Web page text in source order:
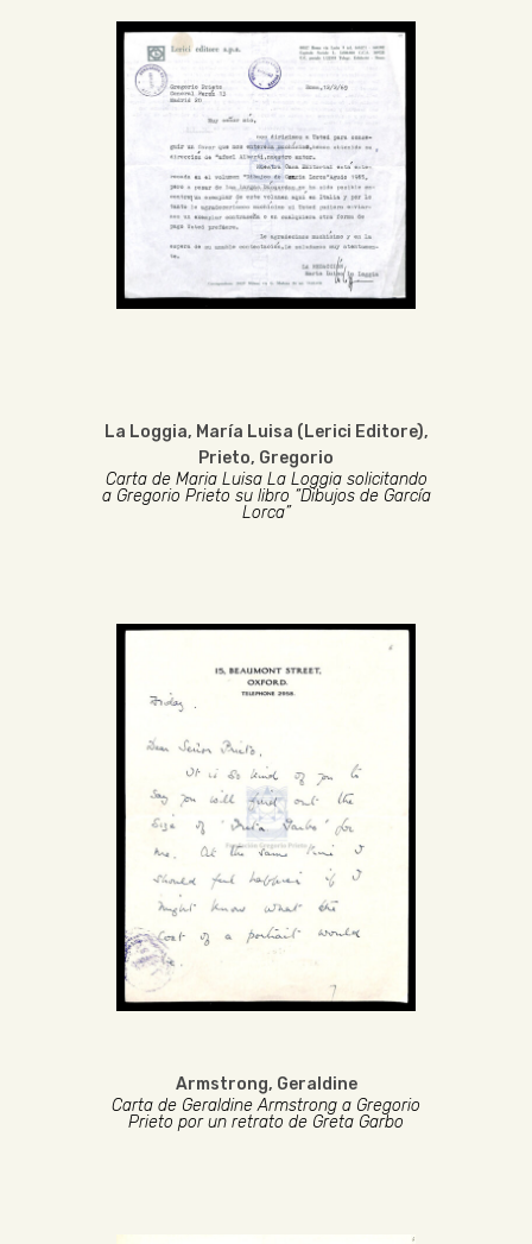
La Loggia, María Luisa (Lerici Editore),
Prieto, Gregorio
Carta de Maria Luisa La Loggia solicitando
a Gregorio Prieto su libro “Dibujos de García
Lorca”
Armstrong, Geraldine
Carta de Geraldine Armstrong a Gregorio
Prieto por un retrato de Greta Garbo